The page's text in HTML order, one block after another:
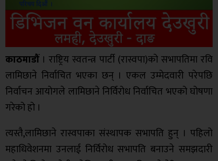
काठमाडौं। राष्ट्रिय स्वतन्त्र पार्टी (रास्वपा)को सभापतिमा रवि
लामिछाने निर्वाचित भएका छन् । एकल उम्मेदवारी परेपछि
निर्वाचन आयोगले लामिछाने निर्विरोध निर्वाचित भएको घोषणा
गरेको हो ।
त्यस्तै,लामिछाने रास्वपाका संस्थापक सभापति हुन् । पहिलो
महाधिवेशनमा उनलाई निर्विरोध सभापति बनाउने समझदारी